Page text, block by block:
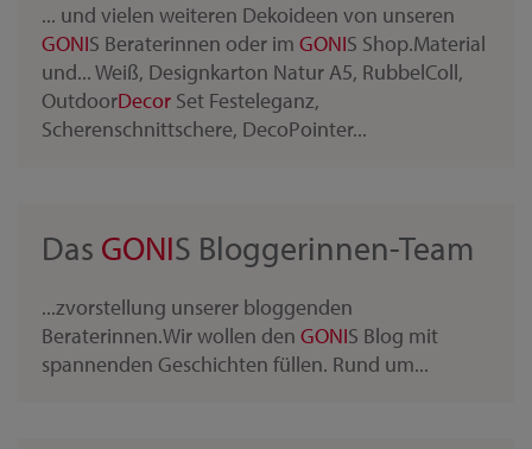
... und vielen weiteren Dekoideen von unseren
GONIS Beraterinnen oder im GONIS Shop.Material
und... Weiß, Designkarton Natur A5, RubbelColl,
OutdoorDecor Set Festeleganz,
Scherenschnittschere, DecoPointer...
Das GONIS Bloggerinnen-Team
...zvorstellung unserer bloggenden
Beraterinnen.Wir wollen den GONIS Blog mit
spannenden Geschichten füllen. Rund um...